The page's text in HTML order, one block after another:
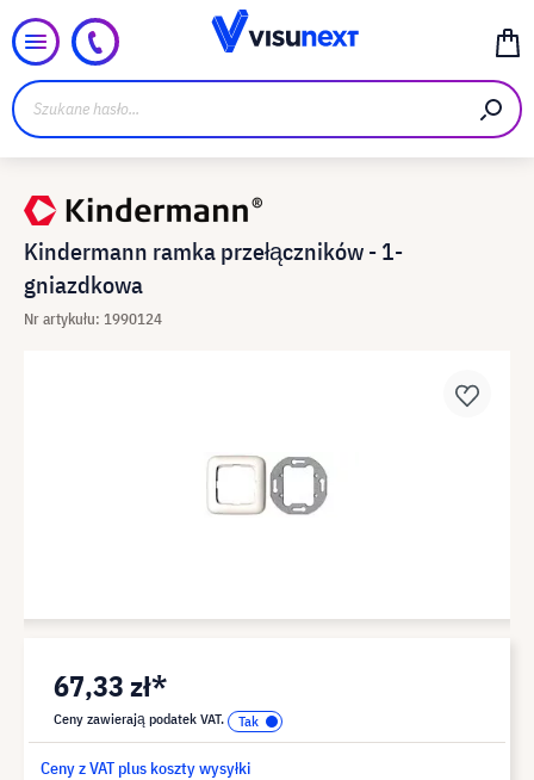
Kindermann ramka przełączników - 1-
gniazdkowa
Nr artykułu: 1990124
67,33 zł*
Ceny zawierają podatek VAT.
Ceny z VAT plus koszty wysyłki